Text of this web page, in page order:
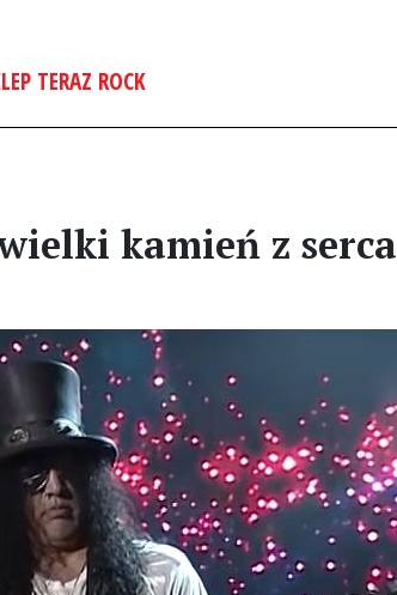
TERAZ ROCK
wielki kamień z serca